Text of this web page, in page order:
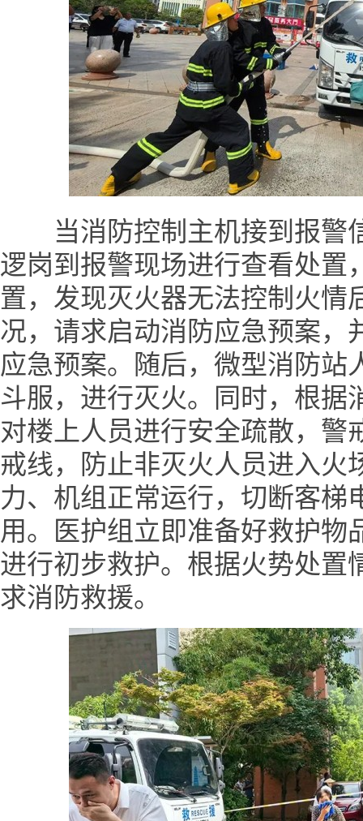
当消防控制主机接到报警
逻岗到报警现场进行查看处置
置，发现灭火器无法控制火情
况，请求启动消防应急预案，
应急预案。随后，微型消防
斗服，进行灭火。同时，根
对楼上人员进行安全疏散，
戒线，防止非灭火人员进入
力、机组正常运行，切断客
用。医护组立即准备好救护
进行初步救护。根据火势处置
求消防救援。